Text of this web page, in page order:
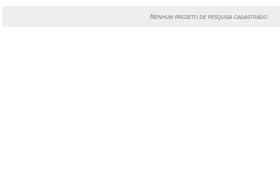
Nenhum projeto de pesquisa cadastrado